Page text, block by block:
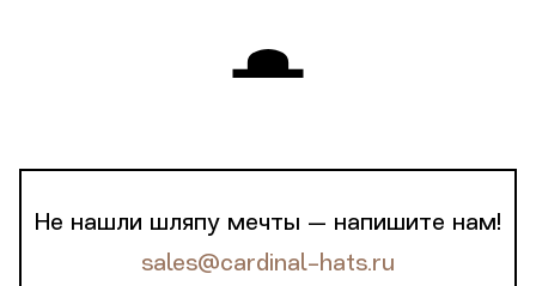
Не нашли шляпу мечты — напишите нам!
sales@cardinal-hats.ru